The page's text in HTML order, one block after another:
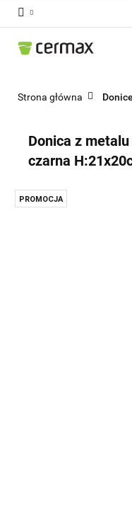
Strona główna
Donica z
czarna
PROMOCJA